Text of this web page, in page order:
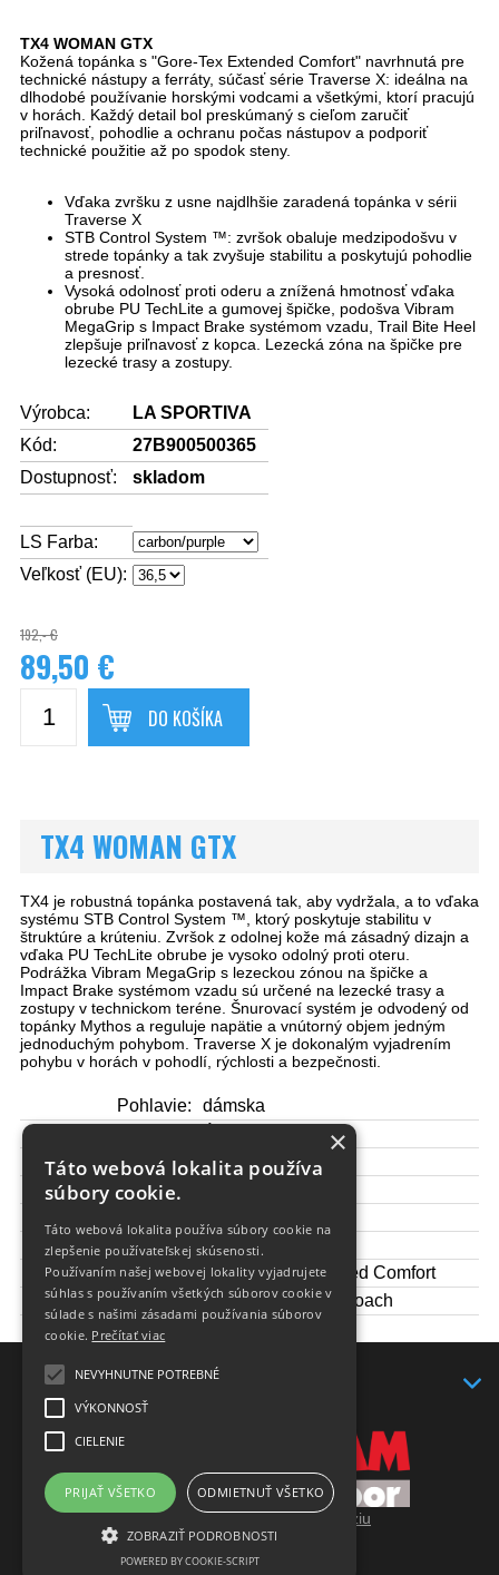
TX4 WOMAN GTX
Kožená topánka s "Gore-Tex Extended Comfort" navrhnutá pre
technické nástupy a ferráty, súčasť série Traverse X: ideálna na
dlhodobé používanie horskými vodcami a všetkými, ktorí pracujú
v horách. Každý detail bol preskúmaný s cieľom zaručiť
priľnavosť, pohodlie a ochranu počas nástupov a podporiť
technické použitie až po spodok steny.
Vďaka zvršku z usne najdlhšie zaradená topánka v sérii
Traverse X
STB Control System ™: zvršok obaluje medzipodošvu v
strede topánky a tak zvyšuje stabilitu a poskytujú pohodlie
a presnosť.
Vysoká odolnosť proti oderu a znížená hmotnosť vďaka
obrube PU TechLite a gumovej špičke, podošva Vibram
MegaGrip s Impact Brake systémom vzadu, Trail Bite Heel
zlepšuje priľnavosť z kopca. Lezecká zóna na špičke pre
lezecké trasy a zostupy.
Výrobca:
LA SPORTIVA
Kód:
27B900500365
Dostupnosť:
skladom
LS Farba:
Veľkosť (EU):
192,- €
89,50 €
DO KOŠÍKA
TX4 WOMAN GTX
TX4 je robustná topánka postavená tak, aby vydržala, a to vďaka
systému STB Control System ™, ktorý poskytuje stabilitu v
štruktúre a krúteniu. Zvršok z odolnej kože má zásadný dizajn a
vďaka PU TechLite obrube je vysoko odolný proti oteru.
Podrážka Vibram MegaGrip s lezeckou zónou na špičke a
Impact Brake systémom vzadu sú určené na lezecké trasy a
zostupy v technickom teréne. Šnurovací systém je odvodený od
topánky Mythos a reguluje napätie a vnútorný objem jedným
jednoduchým pohybom. Traverse X je dokonalým vyjadrením
pohybu v horách v pohodlí, rýchlosti a bezpečnosti.
Pohlavie:
dámska
Hmotnosť 1/2 pár: 400 g
Podrážka:
Zvršok:
Textil
Podšívka:
Gore-Tex® Extended Comfort
Vložka (stielka):
4mm Ortholite Approach
Šírka:
normálna
Prepnúť zobrazenie na plnú verziu
Copyright 2017 - 2026 © yaksteam.sk
Prenájom eshopov - Atomer.sk
×
Táto webová lokalita používa
súbory cookie.
Táto webová lokalita používa súbory cookie na
zlepšenie používateľskej skúsenosti.
Používaním našej webovej lokality vyjadrujete
súhlas s používaním všetkých súborov cookie v
súlade s našimi zásadami používania súborov
cookie. Prečítať viac
NEVYHNUTNE POTREBNÉ
VÝKONNOSŤ
CIELENIE
PRIJAŤ VŠETKO ODMIETNUŤ VŠETKO
ZOBRAZIŤ PODROBNOSTI
POWERED BY COOKIE-SCRIPT